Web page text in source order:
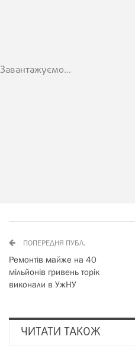
Завантажуємо...
ПОПЕРЕДНЯ ПУБЛ.
Ремонтів майже на 40
мільйонів гривень торік
виконали в УжНУ
ЧИТАТИ ТАКОЖ